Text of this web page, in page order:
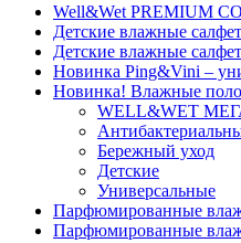
Well&Wet PREMIUM
Детские влажные
Детские влажные
Новинка Ping&Vini –
Новинка! Влажные
WELL&WET
Бережный уход
Детские
Универсальные
Парфюмированные
Парфюмированные